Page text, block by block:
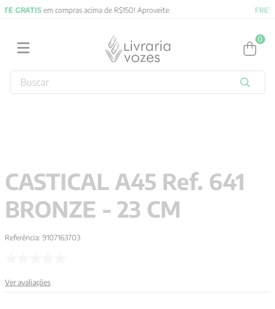
FRETE GRATISem compras acima de R$150! Aproveite
0
Buscar
CASTICAL A45 Ref. 641
BRONZE - 23 CM
Referência: 9107163703
Ver avaliações
4º jung
5º pré venda